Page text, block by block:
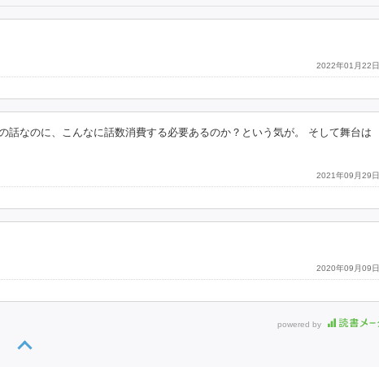
2022年01月22日
なのに、こんなに話数消費する必要あるのか？という気が。 そして舞台は
2021年09月29日
2020年09月09日
powered by